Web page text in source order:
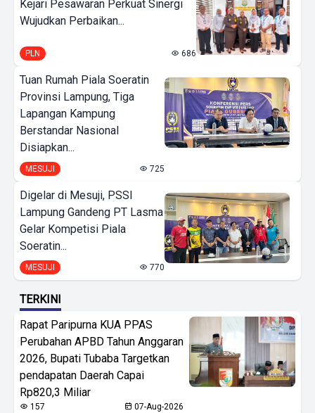
Kejari Pesawaran Perkuat Sinergi
Wujudkan Perbaikan...
PLN 686
Tuan Rumah Piala Soeratin
Provinsi Lampung, Tiga
Lapangan Kampung
Berstandar Nasional
Disiapkan...
MESUJI 725
Digelar di Mesuji, PSSI
Lampung Gandeng PT Lasma
Gelar Kompetisi Piala
Soeratin...
MESUJI 770
TERKINI
Rapat Paripurna KUA PPAS
Perubahan APBD Tahun Anggaran
2026, Bupati Tubaba Targetkan
pendapatan Daerah Capai
Rp820,3 Miliar
157 07-Aug-2026